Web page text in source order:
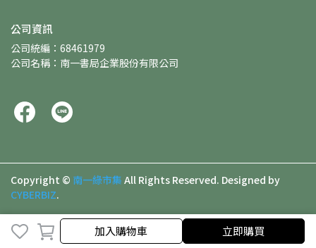
加入購物車 立即購買
公司資訊
公司統編：68461979
公司名稱：南一書局企業股份有限公司
Copyright © 南一綠市集 All Rights Reserved. Designed by
CYBERBIZ.